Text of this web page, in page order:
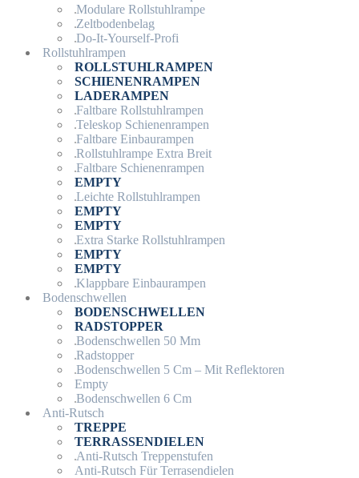
Modulare Rollstuhlrampe
Zeltbodenbelag
Do-It-Yourself-Profi
Rollstuhlrampen
ROLLSTUHLRAMPEN
SCHIENENRAMPEN
LADERAMPEN
Faltbare Rollstuhlrampen
Teleskop Schienenrampen
Faltbare Einbaurampen
Rollstuhlrampe Extra Breit
Faltbare Schienenrampen
EMPTY
Leichte Rollstuhlrampen
EMPTY
EMPTY
Extra Starke Rollstuhlrampen
EMPTY
EMPTY
Klappbare Einbaurampen
Bodenschwellen
BODENSCHWELLEN
RADSTOPPER
Bodenschwellen 50 Mm
Radstopper
Bodenschwellen 5 Cm – Mit Reflektoren
Empty
Bodenschwellen 6 Cm
Anti-Rutsch
TREPPE
TERRASSENDIELEN
Anti-Rutsch Treppenstufen
Anti-Rutsch Für Terrasendielen